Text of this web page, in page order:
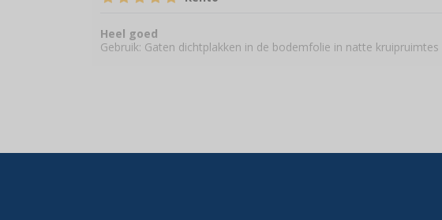
Heel goed
Gebruik: Gaten dichtplakken in de bodemfolie in natte kruipruimtes